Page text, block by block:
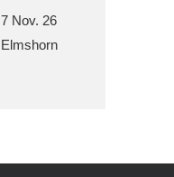
7 Nov. 26
Elmshorn